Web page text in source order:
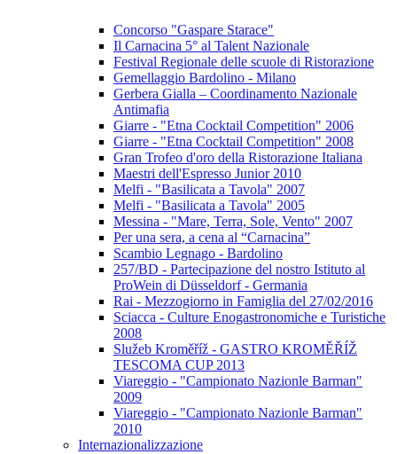
Concorso "Gaspare Starace"
Il Carnacina 5° al Talent Nazionale
Festival Regionale delle scuole di Ristorazione
Gemellaggio Bardolino - Milano
Gerbera Gialla – Coordinamento Nazionale
Antimafia
Giarre - "Etna Cocktail Competition" 2006
Giarre - "Etna Cocktail Competition" 2008
Gran Trofeo d'oro della Ristorazione Italiana
Maestri dell'Espresso Junior 2010
Melfi - "Basilicata a Tavola" 2007
Melfi - "Basilicata a Tavola" 2005
Messina - "Mare, Terra, Sole, Vento" 2007
Per una sera, a cena al “Carnacina”
Scambio Legnago - Bardolino
257/BD - Partecipazione del nostro Istituto al
ProWein di Düsseldorf - Germania
Rai - Mezzogiorno in Famiglia del 27/02/2016
Sciacca - Culture Enogastronomiche e Turistiche
2008
Služeb Kroměříž - GASTRO KROMĚŘÍŽ
TESCOMA CUP 2013
Viareggio - "Campionato Nazionle Barman"
2009
Viareggio - "Campionato Nazionle Barman"
2010
Internazionalizzazione